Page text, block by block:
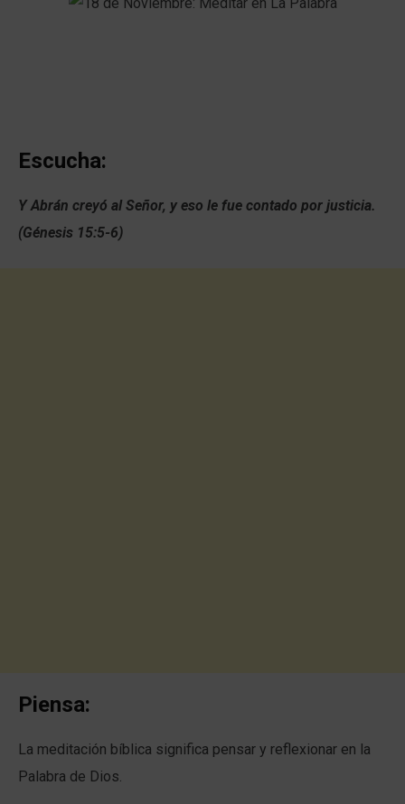
Escucha:
Y Abrán creyó al Señor, y eso le fue contado por justicia.
(Génesis 15:5-6)
Piensa:
La meditación bíblica significa pensar y reflexionar en la
Palabra de Dios.